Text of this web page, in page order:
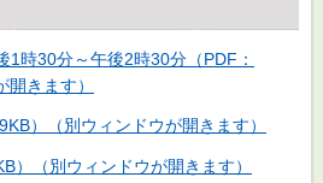
1時30分～午後2時30分（PDF：
きます）
）（別ウィンドウが開きます）
）（別ウィンドウが開きます）